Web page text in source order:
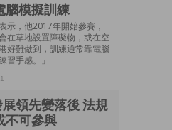
腦模擬訓練
示，他2017年開始參賽，
在草地設置障礙物，或在空
好難做到，訓練通常靠電腦
習手感。」
領先變落後 法規
不可參與